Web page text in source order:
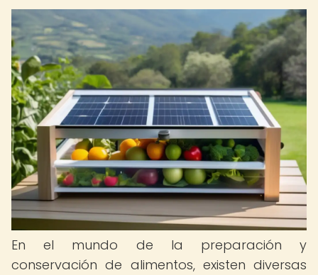
En el mundo de la preparación y
conservación de alimentos, existen diversas